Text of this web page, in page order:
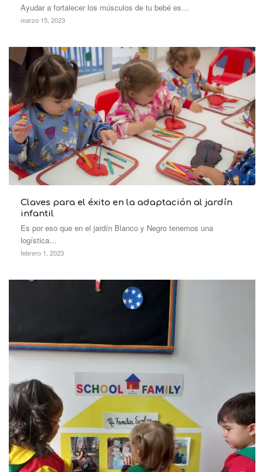
Ayudar a fortalecer los músculos de tu bebé es…
marzo 15, 2023
Claves para el éxito en la adaptación al jardín
infantil
Es por eso que en el jardín Blanco y Negro tenemos una
logística…
febrero 1, 2023